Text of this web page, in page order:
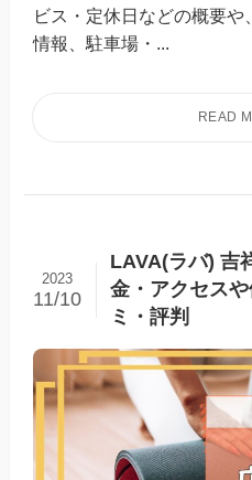
ビス・定休日などの概要
情報、駐車場・...
LAVA(ラバ) 吉
金・アクセス
ミ・評判
2023
11/10